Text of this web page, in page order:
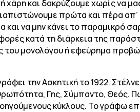
και δακρύζουμε χωρίς να
πρώτα και πέρα απ’
και να μην κάνει το παραμικρό
κατά τη διάρκεια της
του μονολόγου ή εφεύρημα
την Ασκητική το 1922.
Γης, Σύμπαντο, Θεός.
κύκλους. Το γράφω